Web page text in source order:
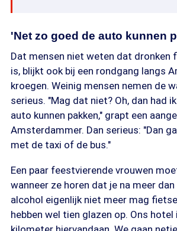
'Net zo goed de auto kunnen
Dat mensen niet weten dat dronken
is, blijkt ook bij een rondgang langs
kroegen. Weinig mensen nemen de
serieus. "Mag dat niet? Oh, dan had
auto kunnen pakken," grapt een
Amsterdammer. Dan serieus: "Dan
met de taxi of de bus."
Een paar feestvierende vrouwen
wanneer ze horen dat je na meer
alcohol eigenlijk niet meer mag
hebben wel tien glazen op. Ons hotel